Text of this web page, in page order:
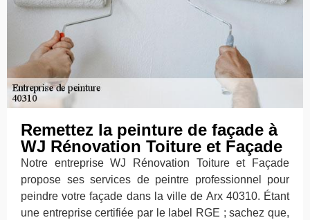
Remettez la peinture de façade à
WJ Rénovation Toiture et Façade
Notre entreprise WJ Rénovation Toiture et Façade
propose ses services de peintre professionnel pour
peindre votre façade dans la ville de Arx 40310. Étant
une entreprise certifiée par le label RGE ; sachez que,